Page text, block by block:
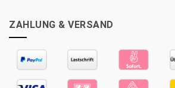
ZAHLUNG & VERSAND